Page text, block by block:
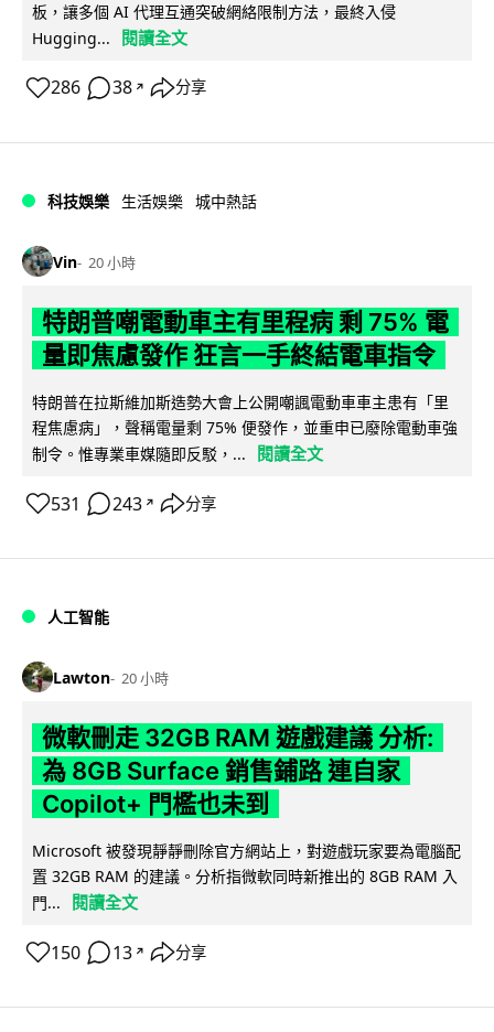
板，讓多個 AI 代理互通突破網絡限制方法，最終入侵
Hugging...
閱讀全文
286 38 ↗ 分享
科技娛樂 生活娛樂 城中熱話
Vin 20 小時
特朗普嘲電動車主有里程病 剩 75% 電
量即焦慮發作 狂言一手終結電車指令
特朗普在拉斯維加斯造勢大會上公開嘲諷電動車車主患有「里
程焦慮病」，聲稱電量剩 75% 便發作，並重申已廢除電動車強
制令。惟專業車媒隨即反駁，...
閱讀全文
531 243 ↗ 分享
人工智能
Lawton 20 小時
微軟刪走 32GB RAM 遊戲建議 分析:
為 8GB Surface 銷售鋪路 連自家
Copilot+ 門檻也未到
Microsoft 被發現靜靜刪除官方網站上，對遊戲玩家要為電腦配
置 32GB RAM 的建議。分析指微軟同時新推出的 8GB RAM 入
門...
閱讀全文
150 13 ↗ 分享